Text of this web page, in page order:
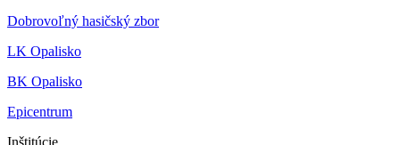
Dobrovoľný hasičský zbor
LK Opalisko
BK Opalisko
Epicentrum
Inštitúcie